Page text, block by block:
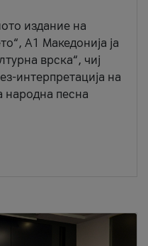
издание на
А1 Македонија ја
врска“, чиј
интерпретација на
народна песна